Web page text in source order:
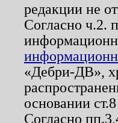
редакции не
Согласно ч.2.
«Дебри-ДВ»,
основании
Согласно